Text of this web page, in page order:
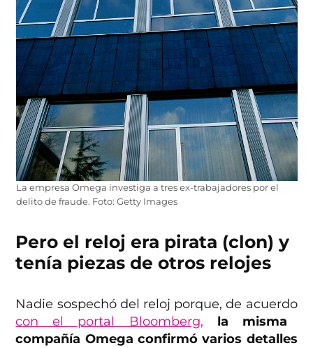
La empresa Omega investiga a tres ex-trabajadores por el
delito de fraude. Foto: Getty Images
Pero el reloj era pirata (clon) y
tenía piezas de otros relojes
Nadie sospechó del reloj porque, de acuerdo
con el portal Bloomberg,
la misma
compañía Omega confirmó varios detalles